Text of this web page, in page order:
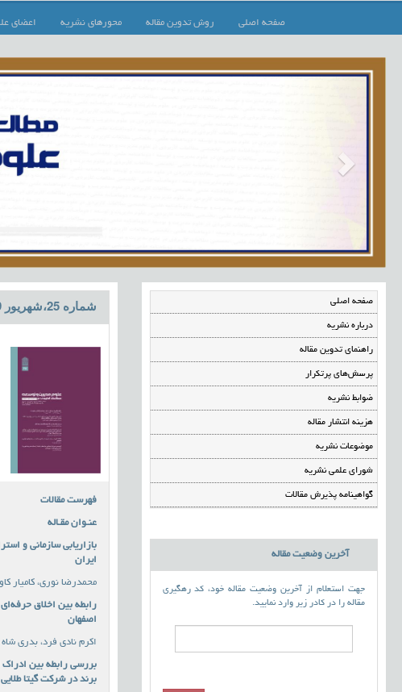
صفحه اصلی روش تدوین مقاله محورهای نشریه اعضای
صفحه اصلی
درباره نشریه
راهنمای تدوین مقاله
پرسش‌های پرتکرار
ضوابط نشریه
هزینه انتشار مقاله
موضوعات نشریه
شورای علمی نشریه
گواهینامه پذیرش مقالات
آخرین وضعیت مقاله
جهت استعلام از آخرین وضعیت مقاله خود، کد رهگیری
مقاله را در کادر زیر وارد نمایید.
شماره 25،شهریور 1399
فهرست مقالات
عنـوان مقـاله
بازاریابی سازمانی و
ایران
محمدرضا نوری، کامیار
رابطه بین اخلاق حرفه‌ای
اصفهان
اکرم نادی فرد، بدری شاه
بررسی رابطه بین
برند در شرکت گیتا